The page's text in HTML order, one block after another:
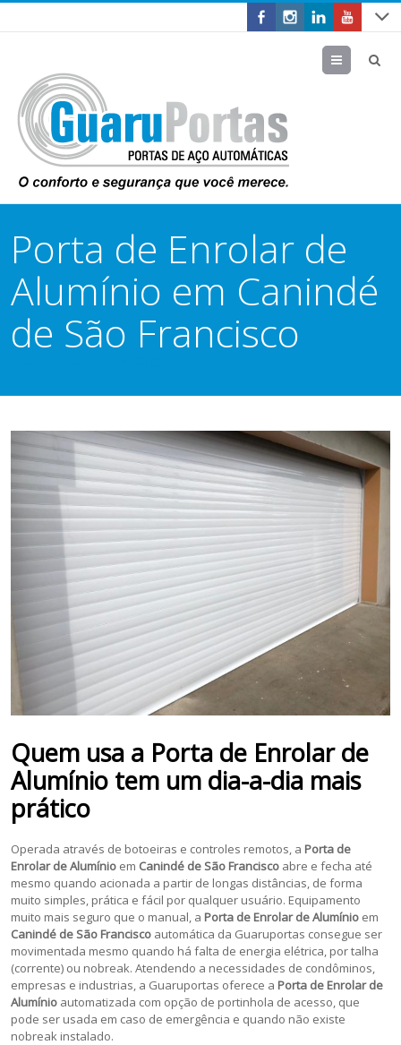
Menu
Porta de Enrolar de
Alumínio em Canindé
de São Francisco
Quem usa a Porta de Enrolar de
Alumínio tem um dia-a-dia mais
prático
Operada através de botoeiras e controles remotos, a Porta de
Enrolar de Alumínio em Canindé de São Francisco abre e fecha até
mesmo quando acionada a partir de longas distâncias, de forma
muito simples, prática e fácil por qualquer usuário. Equipamento
muito mais seguro que o manual, a Porta de Enrolar de Alumínio em
Canindé de São Francisco automática da Guaruportas consegue ser
movimentada mesmo quando há falta de energia elétrica, por talha
(corrente) ou nobreak. Atendendo a necessidades de condôminos,
empresas e industrias, a Guaruportas oferece a Porta de Enrolar de
Alumínio automatizada com opção de portinhola de acesso, que
pode ser usada em caso de emergência e quando não existe
nobreak instalado.